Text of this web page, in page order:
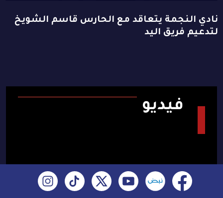
نادي النجمة يتعاقد مع الحارس قاسم الشويخ
لتدعيم فريق اليد
فيديو